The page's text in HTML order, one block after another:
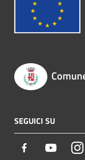
SEGUICI SU
Facebook Youtube